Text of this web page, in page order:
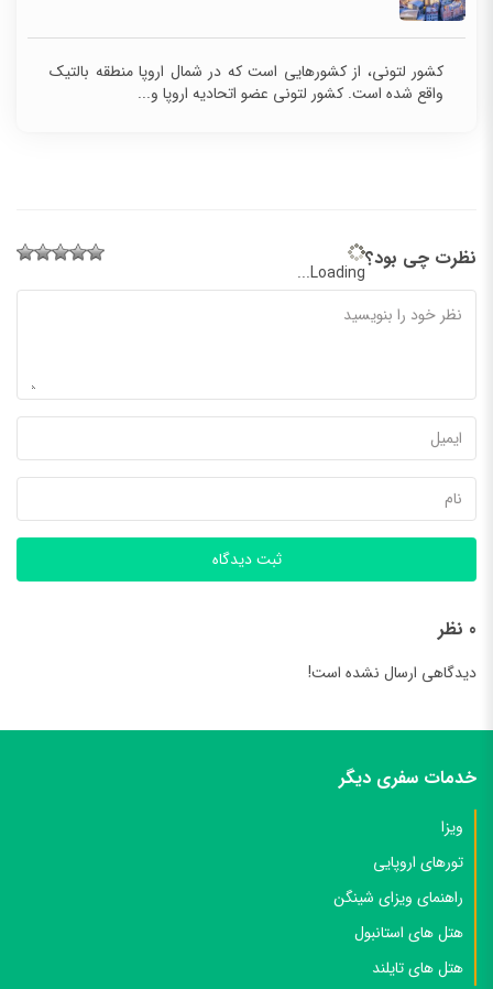
کشور لتونی، از کشورهایی است که در شمال اروپا منطقه بالتیک
واقع شده است. کشور لتونی عضو اتحادیه اروپا و...
نظرت چی بود؟
Loading...
ثبت دیدگاه
0 نظر
دیدگاهی ارسال نشده است!
خدمات سفری دیگر
ویزا
تورهای اروپایی
راهنمای ویزای شینگن
هتل های استانبول
هتل های تایلند